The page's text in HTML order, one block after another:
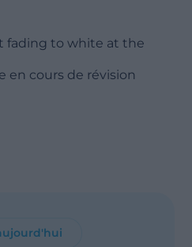
en cours de révision